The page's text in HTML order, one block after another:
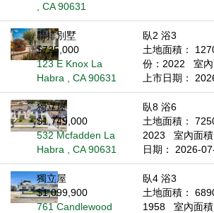
, CA 90631
聯排別墅
$725,000
123 E Knox La
Habra , CA 90631
臥2 浴3
土地面積：
份：2022
室
上市日期：
獨立屋
$1,749,000
532 Mcfadden La
Habra , CA 90631
臥8 浴6
土地面積：
2023
室內面
日期： 2026-
獨立屋
$1,099,900
761 Candlewood
臥4 浴3
土地面積：
1958
室內面